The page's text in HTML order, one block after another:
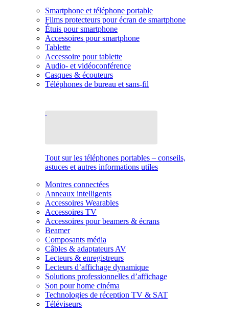
Smartphone et téléphone portable
Films protecteurs pour écran de smartphone
Étuis pour smartphone
Accessoires pour smartphone
Tablette
Accessoire pour tablette
Audio- et vidéoconférence
Casques & écouteurs
Téléphones de bureau et sans-fil
Tout sur les téléphones portables – conseils,
astuces et autres informations utiles
Montres connectées
Anneaux intelligents
Accessoires Wearables
Accessoires TV
Accessoires pour beamers & écrans
Beamer
Composants média
Câbles & adaptateurs AV
Lecteurs & enregistreurs
Lecteurs d’affichage dynamique
Solutions professionnelles d’affichage
Son pour home cinéma
Technologies de réception TV & SAT
Téléviseurs